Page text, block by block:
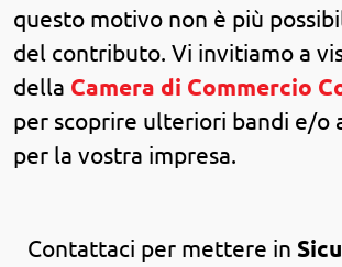
questo motivo non è più
del contributo. Vi invitiamo a
della Camera di Commercio
per scoprire ulteriori bandi e/o
per la vostra impresa.
Contattaci per mettere in